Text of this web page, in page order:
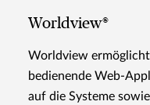
Worldview®
Worldview
bedienende Web-
auf die Systeme